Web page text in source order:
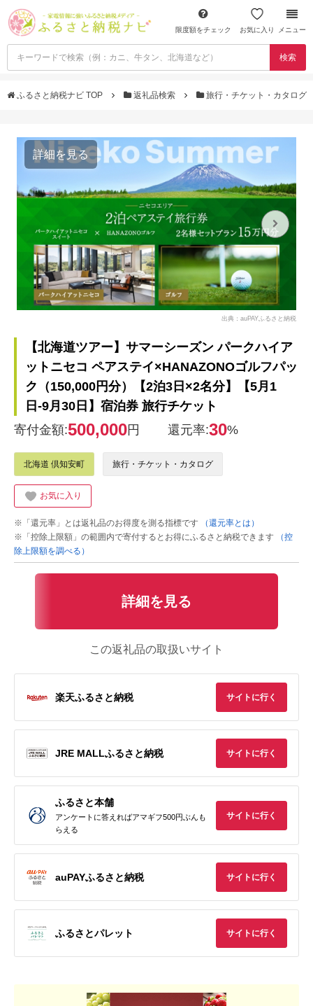
限度額をチェック お気に入り メニュー
検索
ふるさと納税ナビ TOP 返礼品検索 旅行・チケット・カタログ
詳細を見る
出典：auPAYふるさと納税
【北海道ツアー】サマーシーズン パークハイア
ットニセコ ペアステイ×HANAZONOゴルフパッ
ク（150,000円分）【2泊3日×2名分】【5月1
日-9月30日】宿泊券 旅行チケット
寄付金額:500,000円 還元率:30%
北海道 倶知安町 旅行・チケット・カタログ
お気に入り
※「還元率」とは返礼品のお得度を測る指標です
（還元率とは）
※「控除上限額」の範囲内で寄付するとお得にふるさと納税できます
（控
除上限額を調べる）
詳細を見る
この返礼品の取扱いサイト
楽天ふるさと納税 サイトに行く
JRE MALLふるさと納税 サイトに行く
ふるさと本舗
アンケートに答えればアマギフ500円ぶんも
らえる
サイトに行く
auPAYふるさと納税 サイトに行く
ふるさとパレット サイトに行く